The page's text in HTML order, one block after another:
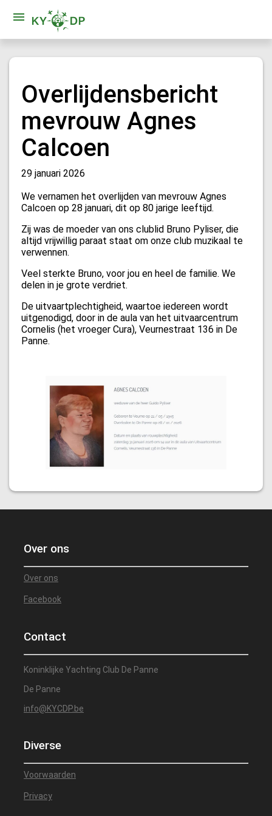
Overlijdensbericht
mevrouw Agnes
Calcoen
29 januari 2026
We vernamen het overlijden van mevrouw Agnes
Calcoen op 28 januari, dit op 80 jarige leeftijd.
Zij was de moeder van ons clublid Bruno Pyliser, die
altijd vrijwillig paraat staat om onze club muzikaal te
verwennen.
Veel sterkte Bruno, voor jou en heel de familie. We
delen in je grote verdriet.
De uitvaartplechtigheid, waartoe iedereen wordt
uitgenodigd, door in de aula van het uitvaarcentrum
Cornelis (het vroeger Cura), Veurnestraat 136 in De
Panne.
Over ons
Over ons
Facebook
Contact
Koninklijke Yachting Club De Panne
De Panne
info@KYCDP.be
Diverse
Voorwaarden
Privacy